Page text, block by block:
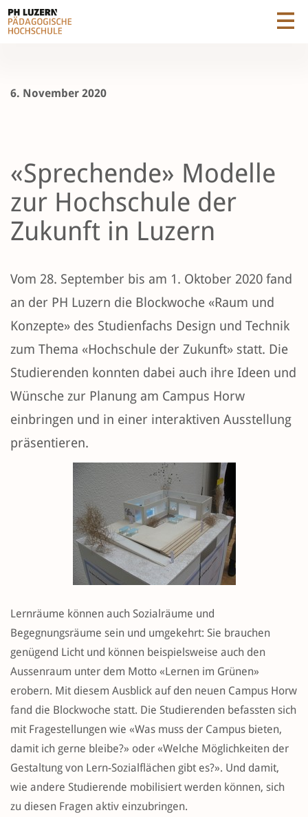
6. November 2020
«Sprechende» Modelle
zur Hochschule der
Zukunft in Luzern
Vom 28. September bis am 1. Oktober 2020 fand
an der PH Luzern die Blockwoche «Raum und
Konzepte» des Studienfachs Design und Technik
zum Thema «Hochschule der Zukunft» statt. Die
Studierenden konnten dabei auch ihre Ideen und
Wünsche zur Planung am Campus Horw
einbringen und in einer interaktiven Ausstellung
präsentieren.
Lernräume können auch Sozialräume und
Begegnungsräume sein und umgekehrt: Sie brauchen
genügend Licht und können beispielsweise auch den
Aussenraum unter dem Motto «Lernen im Grünen»
erobern. Mit diesem Ausblick auf den neuen Campus Horw
fand die Blockwoche statt. Die Studierenden befassten sich
mit Fragestellungen wie «Was muss der Campus bieten,
damit ich gerne bleibe?» oder «Welche Möglichkeiten der
Gestaltung von Lern-Sozialflächen gibt es?». Und damit,
wie andere Studierende mobilisiert werden können, sich
zu diesen Fragen aktiv einzubringen.